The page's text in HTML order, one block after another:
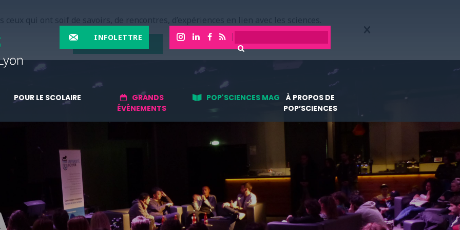
ceux qui ont soif de savoirs, de rencontres, d’expériences en lien avec les sciences.
INFOLETTRE
POUR LE SCOLAIRE
GRANDS
ÉVÉNEMENTS
POP'SCIENCES MAG
À PROPOS DE
POP’SCIENCES